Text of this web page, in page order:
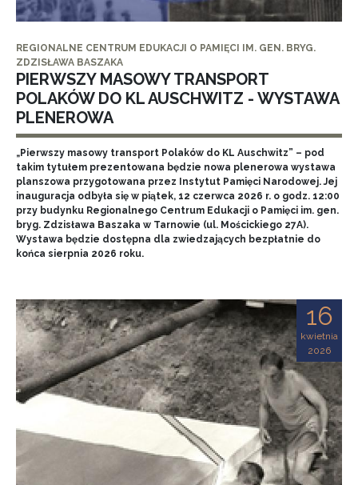
REGIONALNE CENTRUM EDUKACJI O PAMIĘCI IM. GEN. BRYG.
ZDZISŁAWA BASZAKA
PIERWSZY MASOWY TRANSPORT
POLAKÓW DO KL AUSCHWITZ - WYSTAWA
PLENEROWA
„Pierwszy masowy transport Polaków do KL Auschwitz” – pod
takim tytułem prezentowana będzie nowa plenerowa wystawa
planszowa przygotowana przez Instytut Pamięci Narodowej. Jej
inauguracja odbyła się w piątek, 12 czerwca 2026 r. o godz. 12:00
przy budynku Regionalnego Centrum Edukacji o Pamięci im. gen.
bryg. Zdzisława Baszaka w Tarnowie (ul. Mościckiego 27A).
Wystawa będzie dostępna dla zwiedzających bezpłatnie do
końca sierpnia 2026 roku.
16
kwietnia
2026